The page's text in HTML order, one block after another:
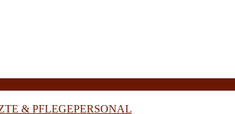
& PFLEGEPERSONAL